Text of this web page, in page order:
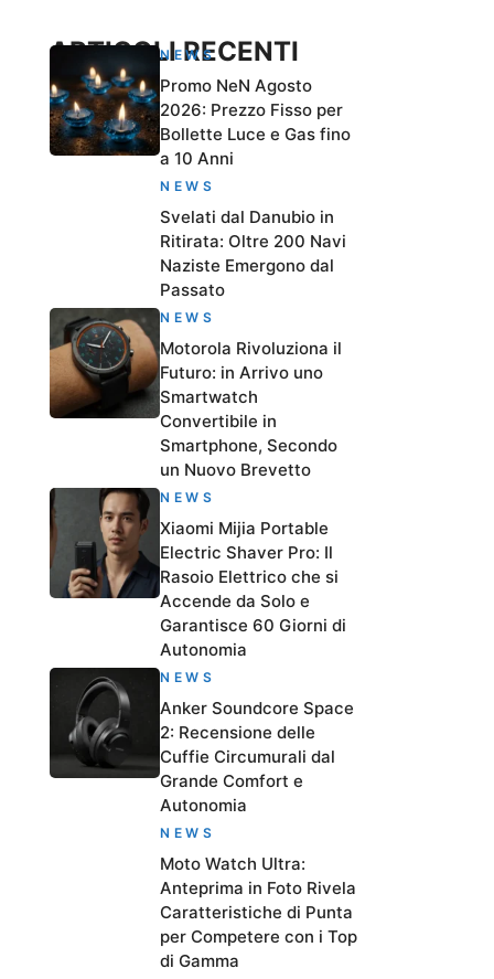
ARTICOLI RECENTI
NEWS
Promo NeN Agosto
2026: Prezzo Fisso per
Bollette Luce e Gas fino
a 10 Anni
NEWS
Svelati dal Danubio in
Ritirata: Oltre 200 Navi
Naziste Emergono dal
Passato
NEWS
Motorola Rivoluziona il
Futuro: in Arrivo uno
Smartwatch
Convertibile in
Smartphone, Secondo
un Nuovo Brevetto
NEWS
Xiaomi Mijia Portable
Electric Shaver Pro: Il
Rasoio Elettrico che si
Accende da Solo e
Garantisce 60 Giorni di
Autonomia
NEWS
Anker Soundcore Space
2: Recensione delle
Cuffie Circumurali dal
Grande Comfort e
Autonomia
NEWS
Moto Watch Ultra:
Anteprima in Foto Rivela
Caratteristiche di Punta
per Competere con i Top
di Gamma